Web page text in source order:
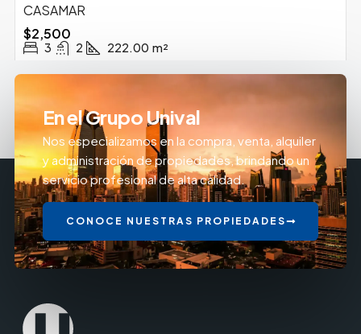
CASAMAR
$2,500
3 2 222.00 m²
En el Grupo Unival
Nos especializamos en la compra, venta, alquiler
y administración de propiedades, brindando un
servicio profesional de alta calidad.
CONOCE NUESTRAS PROPIEDADES